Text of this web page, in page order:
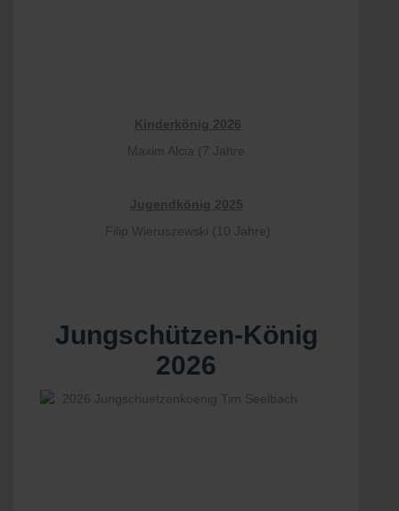
Kinderkönig 2026
Maxim Alcia (7 Jahre
Jugendkönig 2025
Filip Wieruszewski (10 Jahre)
Jungschützen-König
2026